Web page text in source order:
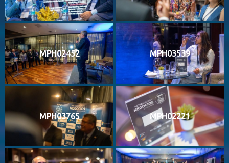
MPH02452 MPH03539
MPH03765 MPH02221